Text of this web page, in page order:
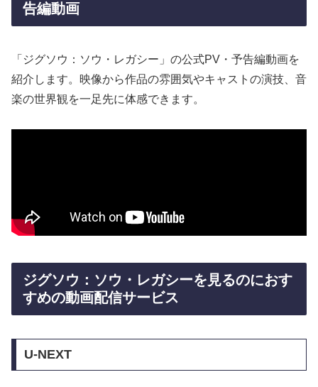
告編動画
「ジグソウ：ソウ・レガシー」の公式PV・予告編動画を
紹介します。映像から作品の雰囲気やキャストの演技、音
楽の世界観を一足先に体感できます。
ジグソウ：ソウ・レガシーを見るのにおす
すめの動画配信サービス
U-NEXT